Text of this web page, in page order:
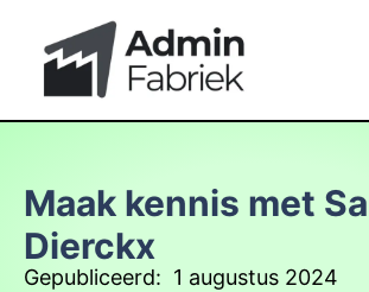
Maak kennis met
Dierckx
Gepubliceerd: 1 augustus 2024